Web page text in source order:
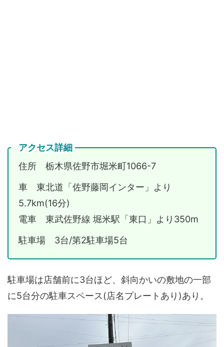
アクセス詳細
住所 栃木県佐野市堀米町1066-7
車 東北道「佐野藤岡インター」より
5.7km(16分)
電車 東武佐野線 堀米駅「東口」より350m
駐車場 3台/第2駐車場5台
駐車場は店舗前に3台ほど、斜向かいの敷地の一部
に5台分の駐車スペース(店名プレートあり)あり。